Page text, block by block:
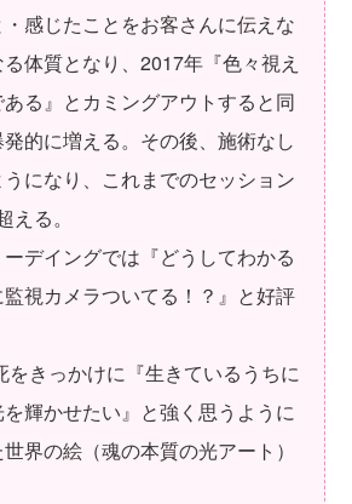
感じたことをお客さんに伝えな
体質となり、2017年『色々視え
る』とカミングアウトすると同
的に増える。その後、施術なし
になり、これまでのセッション
る。
デイングでは『どうしてわかる
視カメラついてる！？』と好評
をきっかけに『生きているうちに
輝かせたい』と強く思うように
界の絵（魂の本質の光アート）